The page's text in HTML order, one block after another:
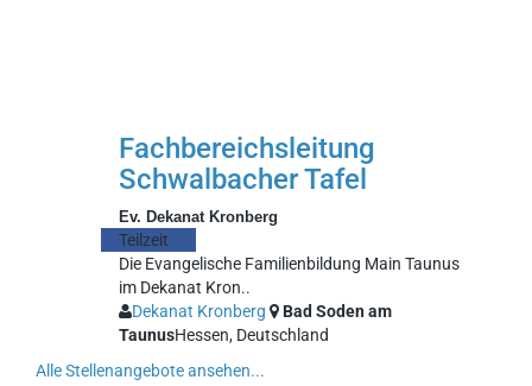
Fachbereichsleitung
Schwalbacher Tafel
Ev. Dekanat Kronberg
Teilzeit
Die Evangelische Familienbildung Main Taunus
im Dekanat Kron..
Dekanat Kronberg
Bad Soden am
TaunusHessen, Deutschland
Alle Stellenangebote ansehen...